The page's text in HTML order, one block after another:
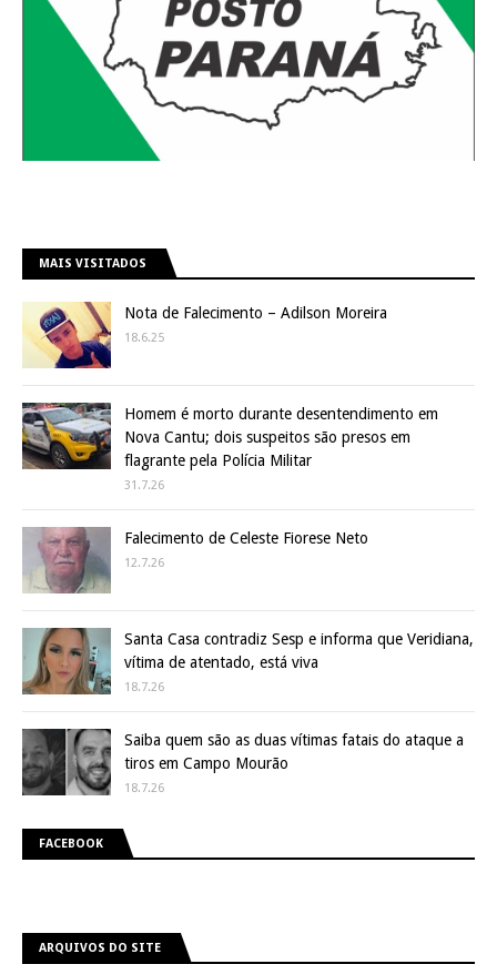
MAIS VISITADOS
Nota de Falecimento – Adilson Moreira
18.6.25
Homem é morto durante desentendimento em
Nova Cantu; dois suspeitos são presos em
flagrante pela Polícia Militar
31.7.26
Falecimento de Celeste Fiorese Neto
12.7.26
Santa Casa contradiz Sesp e informa que Veridiana,
vítima de atentado, está viva
18.7.26
Saiba quem são as duas vítimas fatais do ataque a
tiros em Campo Mourão
18.7.26
FACEBOOK
ARQUIVOS DO SITE